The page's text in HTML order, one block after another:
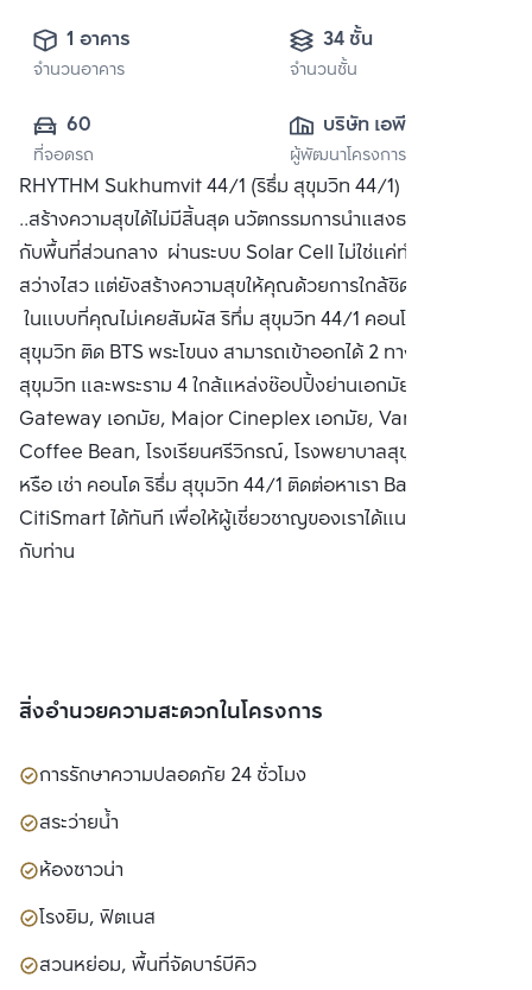
1 อาคาร
จำนวนอาคาร
34 ชั้น
จำนวนชั้น
60
ที่จอดรถ
บริษัท เอพี (ไทย
แลนด์)
จำกัด(มหาชน)
ผู้พัฒนาโครงการ
RHYTHM Sukhumvit 44/1 (ริธึ่ม สุขุมวิท 44/1) ธรรมชาติ
..สร้างความสุขได้ไม่มีสิ้นสุด นวัตกรรมการนำแสงธรรมชาติมาใช้
กับพื้นที่ส่วนกลาง ผ่านระบบ Solar Cell ไม่ใช่แค่ทำให้ชีวิต
สว่างไสว แต่ยังสร้างความสุขให้คุณด้วยการใกล้ชิดธรรมชาติ
ในแบบที่คุณไม่เคยสัมผัส ริทึ่ม สุขุมวิท 44/1 คอนโดหรู ริมถนน
สุขุมวิท ติด BTS พระโขนง สามารถเข้าออกได้ 2 ทาง ทั้งเส้นถนน
สุขุมวิท และพระราม 4 ใกล้แหล่งช๊อปปิ้งย่านเอกมัย เช่น
Gateway เอกมัย, Major Cineplex เอกมัย, Vanilla,
Coffee Bean, โรงเรียนศรีวิกรณ์, โรงพยาบาลสุขุมวิท ซื้อ ขาย
หรือ เช่า คอนโด ริธึ่ม สุขุมวิท 44/1 ติดต่อหาเรา Bangkok
CitiSmart ได้ทันที เพื่อให้ผู้เชี่ยวชาญของเราได้แนะนำคอนโดให้
กับท่าน
สิ่งอำนวยความสะดวกในโครงการ
การรักษาความปลอดภัย 24 ชั่วโมง
สระว่ายน้ำ
ห้องซาวน่า
โรงยิม, ฟิตเนส
สวนหย่อม, พื้นที่จัดบาร์บีคิว